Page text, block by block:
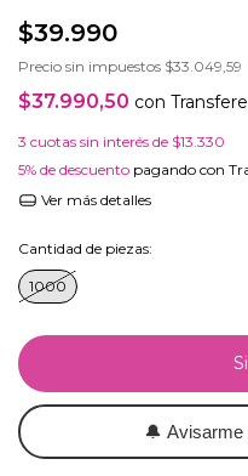
$39.990
Precio sin impuestos $33.049,59
$37.990,50 con
3 cuotas sin interés de $13.330
5% de descuento pagando con
Ver más detalles
Cantidad de piezas:
1000
🔔 Avisarme